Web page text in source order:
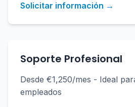
Solicitar información →
Soporte Profesional
Desde €1,250/mes - Ideal
empleados